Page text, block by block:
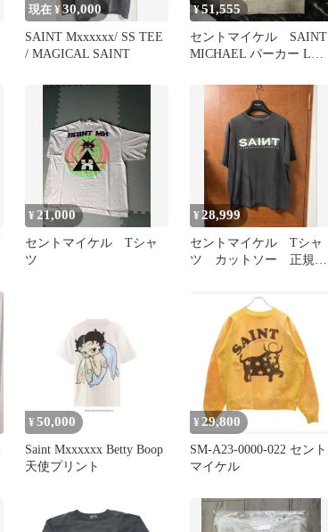
現在 ¥30,000
SAINT Mxxxxxx/ SS TEE
/ MAGICAL SAINT
¥51,555
セントマイケル SAINT
MICHAEL パーカー Lサ
¥21,000
セントマイケル Tシャ
ツ
¥28,999
セントマイケル Tシャ
ツ カットソー 正規
¥ 50,000
Saint Mxxxxxx Betty Boop
天使プリント
¥29,800
SM-A23-0000-022 セント
マイケル